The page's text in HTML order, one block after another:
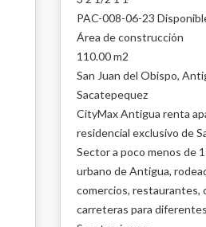
PAC-008-06-23
Área de construcción
110.00 m2
San Juan del Obispo,
Sacatepequez
CityMax Antigua renta
residencial exclusivo de
Sector a poco menos de
urbano de Antigua,
comercios, restaurantes,
carreteras para